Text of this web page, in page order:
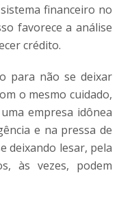
financeiro no
favorece a análise
crédito.
para não se deixar
o mesmo cuidado,
empresa idônea
e na pressa de
deixando lesar, pela
às vezes, podem